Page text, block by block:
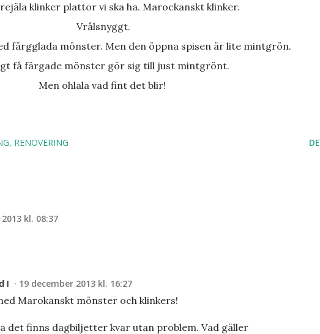
rejäla klinker plattor vi ska ha. Marockanskt klinker.
Vrålsnyggt.
färgglada mönster. Men den öppna spisen är lite mintgrön.
få färgade mönster gör sig till just mintgrönt.
Men ohlala vad fint det blir!
RENOVERING
kl. 08:37
I 19 december 2013 kl. 16:27
Marokanskt mönster och klinkers!
det finns dagbiljetter kvar utan problem. Vad gäller